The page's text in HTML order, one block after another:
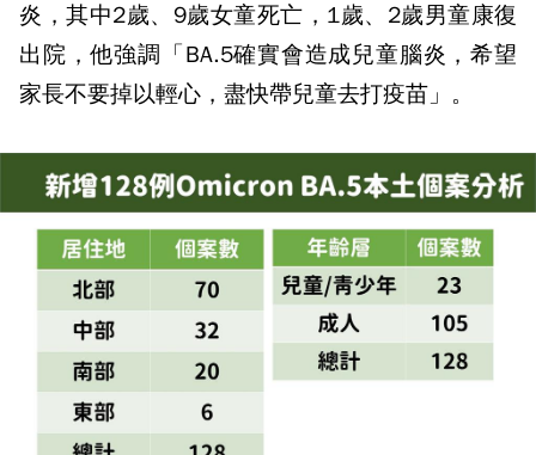
炎，其中2歲、9歲女童死亡，1歲、2歲男童康復
出院，他強調「BA.5確實會造成兒童腦炎，希望
家長不要掉以輕心，盡快帶兒童去打疫苗」。